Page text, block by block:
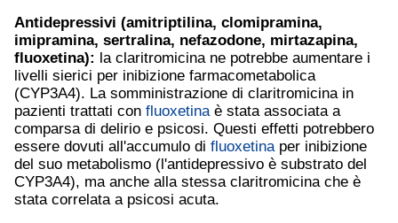
Antidepressivi (amitriptilina, clomipramina,
imipramina, sertralina, nefazodone, mirtazapina,
fluoxetina): la claritromicina ne potrebbe aumentare i
livelli sierici per inibizione farmacometabolica
(CYP3A4). La somministrazione di claritromicina in
pazienti trattati con fluoxetinaè stata associata a
comparsa di delirio e psicosi. Questi effetti potrebbero
essere dovuti all'accumulo di fluoxetinaper inibizione
del suo metabolismo (l'antidepressivo è substrato del
CYP3A4), ma anche alla stessa claritromicina che è
stata correlata a psicosi acuta.